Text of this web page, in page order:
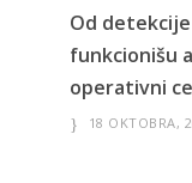
Od
funkcionišu
operativni
18 OKTOBRA,